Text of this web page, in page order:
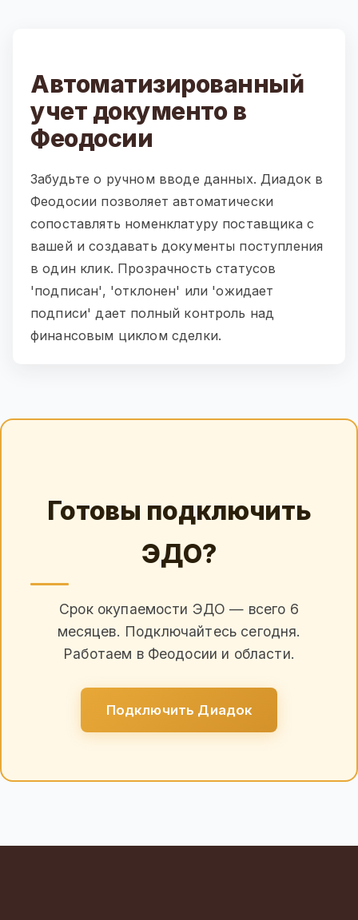
Автоматизированный
учет документо в
Феодосии
Забудьте о ручном вводе данных. Диадок в
Феодосии позволяет автоматически
сопоставлять номенклатуру поставщика с
вашей и создавать документы поступления
в один клик. Прозрачность статусов
'подписан', 'отклонен' или 'ожидает
подписи' дает полный контроль над
финансовым циклом сделки.
Готовы подключить
ЭДО?
Срок окупаемости ЭДО — всего 6
месяцев. Подключайтесь сегодня.
Работаем в Феодосии и области.
Подключить Диадок